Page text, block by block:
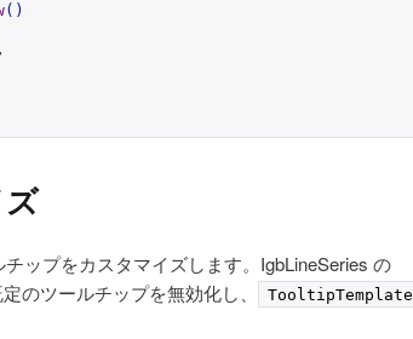
()
,
ップをカスタマイズします。IgbLineSeries の
のツールチップを無効化し、 TooltipTemplate